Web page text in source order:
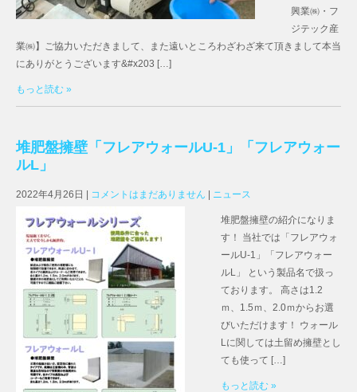
興業㈱・フ
ジテック産
業㈱】ご協力いただきまして、また遠いところわざわざ来て頂きまして本当
にありがとうございます&#x203 […]
もっと読む »
堆肥盤擁壁「フレアウォールU-1」「フレアウォー
ルL」
2022年4月26日 コメントはまだありません ニュース
堆肥盤擁壁の紹介になりま
す！ 当社では「フレアウォ
ールU-1」「フレアウォー
ルL」 という製品名で扱っ
ております。 高さは1.2
ｍ、1.5ｍ、2.0ｍからお選
びいただけます！ ウォール
Lに関しては土留め擁壁とし
ても使って […]
もっと読む »